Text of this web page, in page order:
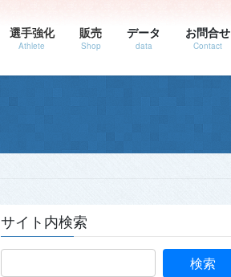
選手強化
Athlete
販売
Shop
データ
data
お問合せ
Contact
サイト内検索